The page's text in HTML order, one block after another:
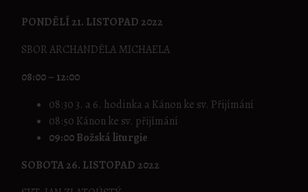
PONDĚLÍ 21. LISTOPAD 2022
SBOR ARCHANDĚLA MICHAELA
08:00 – 12:00
08:30 3. a 6. hodinka a Kánon ke sv. Přijímání
08:50 Kánon ke sv. přijímání
09:00 Božská liturgie
SOBOTA 26. LISTOPAD 2022